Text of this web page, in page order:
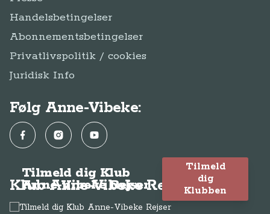
Handelsbetingelser
Abonnementsbetingelser
Privatlivspolitik / cookies
Juridisk Info
Følg Anne-Vibeke:
FacebookInstagramYouTube
Klub Anne-Vibeke Rejser
Tilmeld dig Klub
Anne-Vibeke Rejser
Tilmeld
dig
Klubben